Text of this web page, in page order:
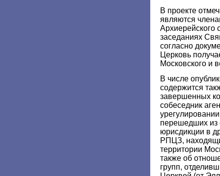
В проекте
являются
Архиерейского
заседаниях
согласно
Церковь
Московского и
В числе
содержится
завершенных
собеседник
перешедших из
юрисдикции в
РПЦЗ,
территории
также об
групп,